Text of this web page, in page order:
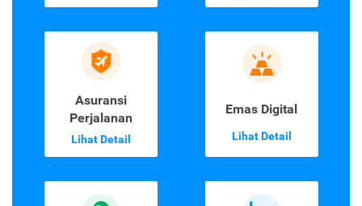
Asuransi
Perjalanan
Lihat Detail
Emas Digital
Lihat Detail